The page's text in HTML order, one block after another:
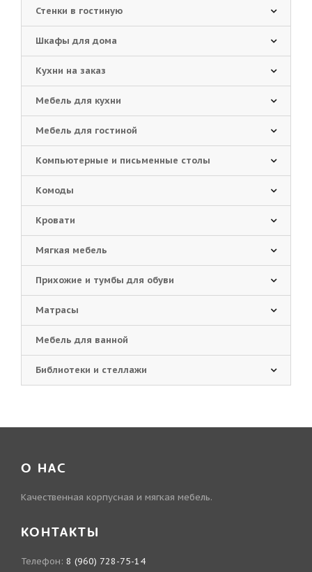
Стенки в гостиную
Шкафы для дома
Кухни на заказ
Мебель для кухни
Мебель для гостиной
Компьютерные и письменные столы
Комоды
Кровати
Мягкая мебель
Прихожие и тумбы для обуви
Матрасы
Мебель для ванной
Библиотеки и стеллажи
О НАС
Качественная корпусная и мягкая мебель.
КОНТАКТЫ
Телефон: 8 (960) 728-75-14